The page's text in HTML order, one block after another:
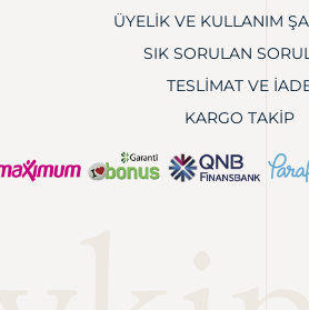
ÜYELIK VE KULLANIM
SIK SORULAN
TESLIMAT VE
KARGO TAKIP